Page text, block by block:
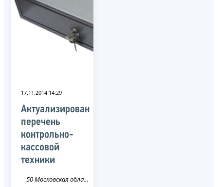
17.11.2014 14:29
Актуализирован
перечень
контрольно-
кассовой
техники
50 Московская область